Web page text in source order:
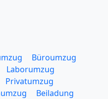
Büroumzug
Laborumzug
Privatumzug
Beiladung